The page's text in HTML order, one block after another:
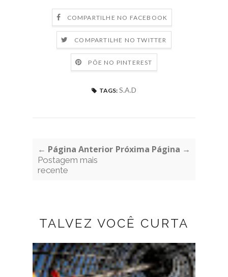
COMPARTILHE NO FACEBOOK
COMPARTILHE NO TWITTER
PÕE NO PINTEREST
TAGS: S.A.D
← Página Anterior
Postagem mais
recente
Próxima Página →
TALVEZ VOCÊ CURTA